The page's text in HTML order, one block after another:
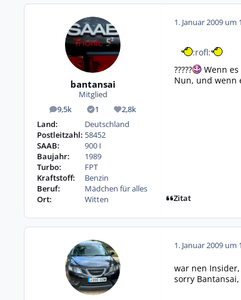
bantansai
Mitglied
9,5k
Beiträge 1
Lösungen2,8k
Reputation
Land:
Deutschland
Postleitzahl: 58452
SAAB:
900 I
Baujahr:
1989
Turbo:
FPT
Kraftstoff:
Benzin
Beruf:
Mädchen für alles
Ort:
Witten
1. Januar 2009 um
:rofl:
?????
Wenn
Nun, und wenn
Zitat
1. Januar 2009 um
war nen Insider,
sorry Bantansai,